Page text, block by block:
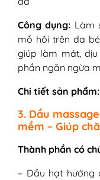
Công dụng: Làm
mồ hôi trên da
giúp làm mát,
phần ngăn ngừa
Chi tiết sản phẩm:
3. Dầu
mềm – Giúp
Thành phần có
– Dầu hạt hướng